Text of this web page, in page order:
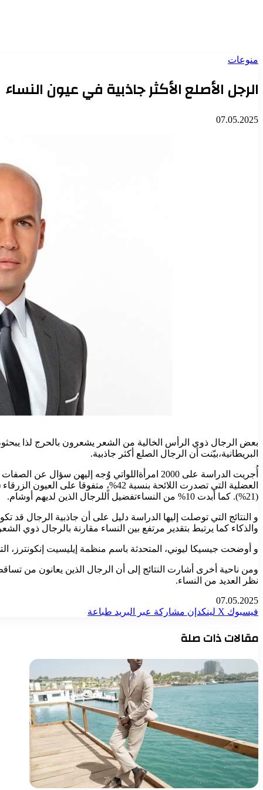
منوعات
الرجل الأصلع الأكثر جاذبية في عيون النساء
07.05.2025
بعض الرجال ذوي الرأس الخالية من الشعر يشعرون بالحرج لذا
البريطانية،بيّنت أن الرجال الصلع أكثر جاذبية.
(21%). كما أبدت 10% من النساءتفضيل اًللرجال الذين لديهم أوشام.
و النتائج التي توصلت إليها الدراسة دليل على أن جاذبية الرجال
والذكاء كما يرتبط بتقدير مرتفع بين النساء مقارنة بالرجال ذوي
و أوضحت جيسيكا ليوني، المتحدثة باسم منظمة إيليسيت إنكونترز،
ومن ناحية أخرى أشارت النتائج إلى أن الرجال الذين يعانون من
نظر العديد من النساء.
07.05.2025
فيسبوك ‫X لينكدإن مشاركة عبر البريد طباعة
مقالات ذات صلة